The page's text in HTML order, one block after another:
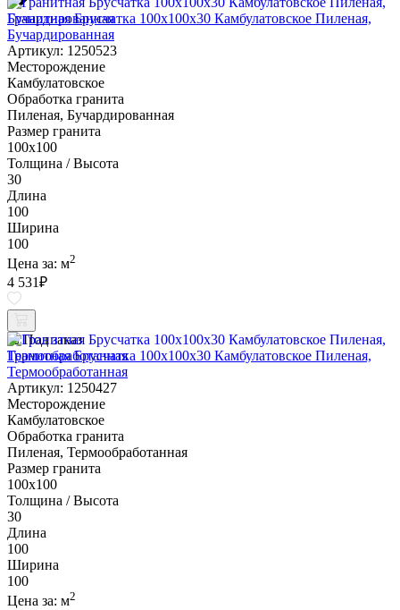
Гранитная Брусчатка 100х100x30 Камбулатовское Пиленая,
Бучардированная
Артикул: 1250523
Месторождение
Камбулатовское
Обработка гранита
Пиленая, Бучардированная
Размер гранита
100х100
Толщина / Высота
30
Длина
100
Ширина
100
Цена за: м2
4 531₽
Под заказ
Гранитная Брусчатка 100х100x30 Камбулатовское Пиленая,
Термообработанная
Артикул: 1250427
Месторождение
Камбулатовское
Обработка гранита
Пиленая, Термообработанная
Размер гранита
100х100
Толщина / Высота
30
Длина
100
Ширина
100
Цена за: м2